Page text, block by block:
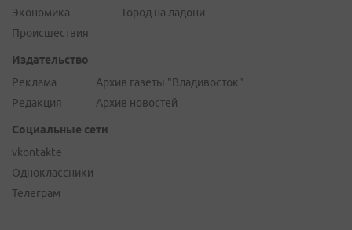
Экономика
Происшествия
Город на ладони
Издательство
Реклама
Редакция
Архив газеты "Владивосток"
Архив новостей
Социальные сети
vkontakte
Одноклассники
Телеграм